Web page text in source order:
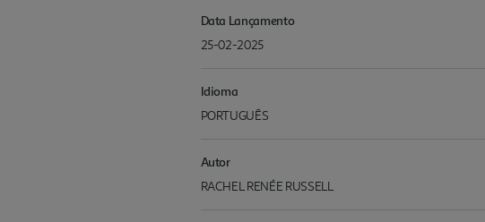
Data Lançamento
25-02-2025
Idioma
PORTUGUÊS
Autor
RACHEL RENÉE RUSSELL